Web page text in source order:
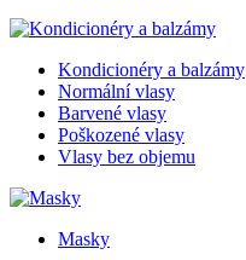
Kondicionéry a balzámy
Normální vlasy
Barvené vlasy
Poškozené vlasy
Vlasy bez objemu
Masky